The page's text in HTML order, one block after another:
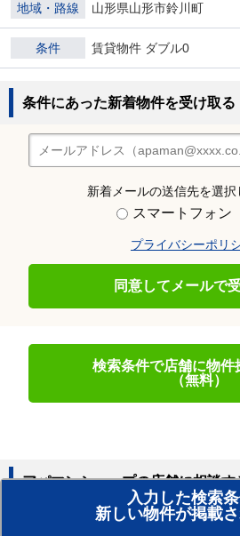
地域・路線 山形県山形市鈴川町
条件 賃貸物件 ダブル0
条件にあった新着物件を受け取る
新着メールの送信先を選
スマートフォン
プライバシーポリ
同意してメールで
検索条件で店舗に物件
（無料）
入力した検索
新しい物件が掲載
アパマンショップの店舗に相談す
賃貸のプロがお部屋探し！